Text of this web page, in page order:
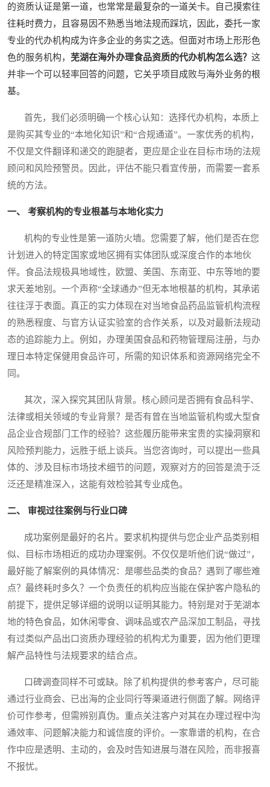
的资质认证是第一道，也常常是最复杂的一道关卡。自己摸索往
往耗时费力，且容易因不熟悉当地法规而踩坑，因此，委托一家
专业的代办机构成为许多企业的务实之选。但面对市场上形形色
色的服务机构， 芜湖在海外办理食品资质的代办机构怎么选？ 这
并非一个可以轻率回答的问题，它关乎项目成败与海外业务的根
基。
首先，我们必须明确一个核心认知：选择代办机构，本质上
是购买其专业的“本地化知识”和“合规通道”。一家优秀的机构，
不仅是文件翻译和递交的跑腿者，更应是企业在目标市场的法规
顾问和风险预警员。因此，评估不能只看宣传册，而需要一套系
统的方法。
一、 考察机构的专业根基与本地化实力
机构的专业性是第一道防火墙。您需要了解，他们是否在您
计划进入的特定国家或地区拥有实体团队或深度合作的本地伙
伴。食品法规极具地域性，欧盟、美国、东南亚、中东等地的要
求天差地别。一个声称“全球通办”但无本地根基的机构，其承诺
往往浮于表面。真正的实力体现在对当地食品药品监管机构流程
的熟悉程度、与官方认证实验室的合作关系，以及对最新法规动
态的追踪能力上。例如，办理美国食品和药物管理局注册，与办
理日本特定保健用食品许可，所需的知识体系和资源网络完全不
同。
其次，深入探究其团队背景。核心顾问是否拥有食品科学、
法律或相关领域的专业背景？是否有曾在当地监管机构或大型食
品企业合规部门工作的经验？这些履历能带来宝贵的实操洞察和
风险预判能力，远胜于纸上谈兵。当您咨询时，可以提出一些具
体的、涉及目标市场技术细节的问题，观察对方的回答是流于泛
泛还是精准深入，这能有效检验其专业成色。
二、 审视过往案例与行业口碑
成功案例是最好的名片。要求机构提供与您企业产品类别相
似、目标市场相近的成功办理案例。不仅仅是听他们说“做过”，
最好能了解案例的具体情况：是哪些品类的食品？遇到了哪些难
点？最终耗时多久？一个负责任的机构应当能在保护客户隐私的
前提下，提供足够详细的说明以证明其能力。特别是对于芜湖本
地的特色食品，如休闲零食、调味品或农产品深加工制品，寻找
有过类似产品出口资质办理经验的机构尤为重要，因为他们更理
解产品特性与法规要求的结合点。
口碑调查同样不可或缺。除了机构提供的参考客户，尽可能
通过行业商会、已出海的企业同行等渠道进行侧面了解。网络评
价可作参考，但需辨别真伪。重点关注客户对其在办理过程中沟
通效率、问题解决能力和诚信度的评价。一家靠谱的机构，在合
作中应是透明、主动的，会及时告知进展与潜在风险，而非报喜
不报忧。